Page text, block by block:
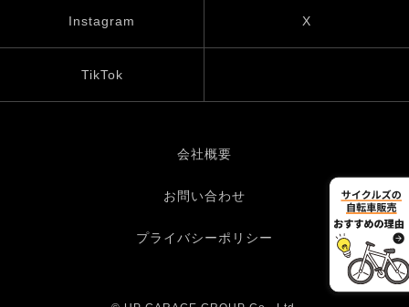
Instagram X
TikTok
会社概要
お問い合わせ
プライバシーポリシー